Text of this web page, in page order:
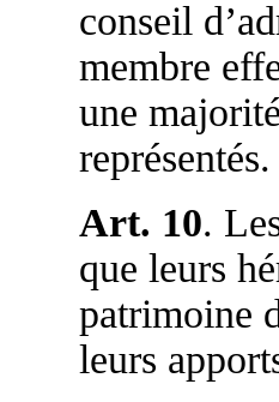
conseil
membre
une
représentés.
Art. 10.
que leurs
patrimoine
leurs